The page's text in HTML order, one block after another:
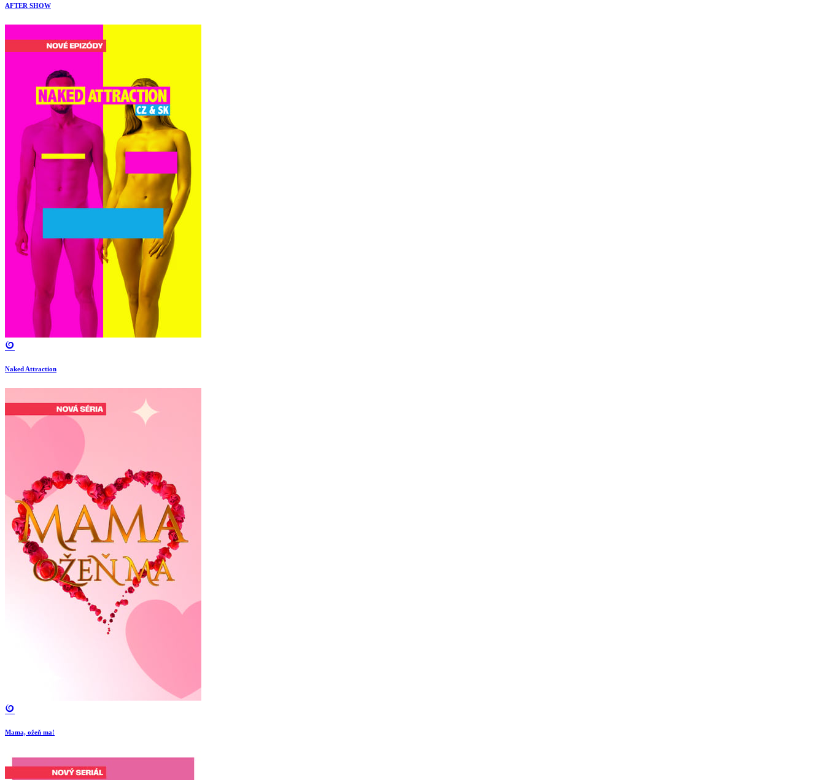
AFTER SHOW
Naked Attraction
Mama, ožeň ma!